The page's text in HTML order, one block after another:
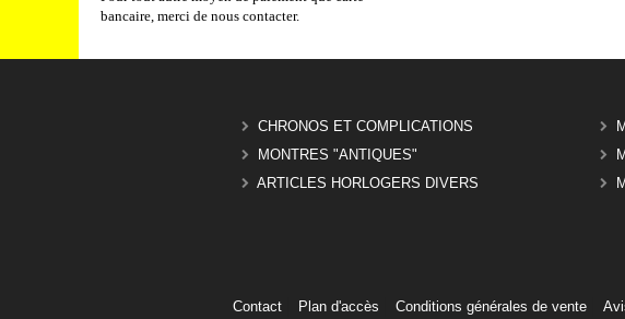
bancaire, merci de nous contacter.
CHRONOS ET COMPLICATIONS
MONTRES "ANTIQUES"
ARTICLES HORLOGERS DIVERS
Contact Plan d'accès Conditions générales de vente